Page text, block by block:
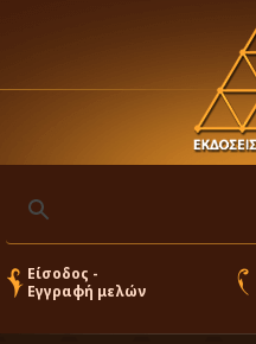
Είσοδος -
Εγγραφή μελών